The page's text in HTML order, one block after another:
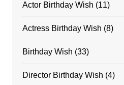
Actor Birthday Wish (11)
Actress Birthday Wish (8)
Birthday Wish (33)
Director Birthday Wish (4)